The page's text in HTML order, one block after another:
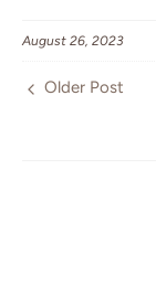
August 26, 2023
Older Post